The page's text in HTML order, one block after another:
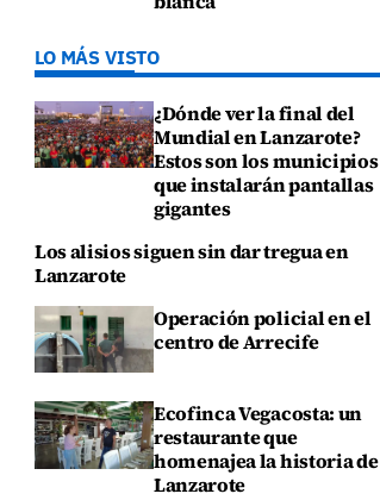
LO MÁS VISTO
¿Dónde ver la final del
Mundial en Lanzarote?
Estos son los municipios
que instalarán pantallas
gigantes
Los alisios siguen sin dar tregua en
Lanzarote
Operación policial en el
centro de Arrecife
Ecofinca Vegacosta: un
restaurante que
homenajea la historia de
Lanzarote